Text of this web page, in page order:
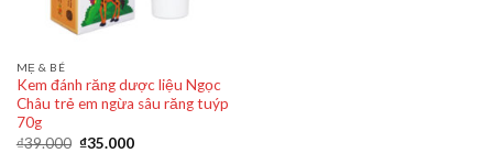
MẸ & BÉ
Kem đánh răng dược liệu Ngọc
Châu trẻ em ngừa sâu răng tuýp
70g
₫39.000 ₫35.000